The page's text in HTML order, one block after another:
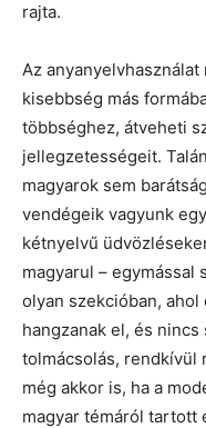
rajta.
Az
kisebbség más
többséghez, átveheti
jellegzetességeit.
magyarok sem
vendégeik vagyunk
kétnyelvű
magyarul – egymással
olyan szekcióban,
hangzanak el, és
tolmácsolás, rendkívül
még akkor is, ha a
magyar témáról tartott